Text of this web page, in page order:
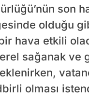
son
olduğu
hava etkili
sağanak ve
olması